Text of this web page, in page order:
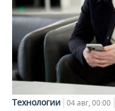
Технологии 04 авг, 00:00